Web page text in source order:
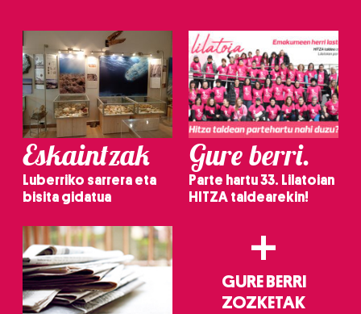
Eskaintzak
Luberriko sarrera eta
bisita gidatua
Gure berri.
Parte hartu 33. Lilatoian
HITZA taldearekin!
+
GURE BERRI
ZOZKETAK